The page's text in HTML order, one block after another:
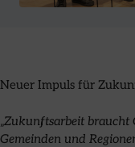
Neuer Impuls für
„Zukunftsarbeit braucht
Gemeinden und